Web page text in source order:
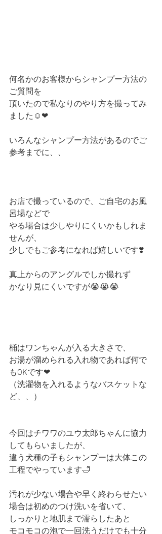
何名かのお客様からシャンプー方法の
ご質問を
頂いたので私なりのやり方を撮ってみ
ました☺︎❤︎
いろんなシャンプー方法があるのでご
参考までに、、
お店で撮っているので、ご自宅のお風
呂場などで
やる場合は少しやりにくいかもしれま
せんが、
少しでもご参考になれば嬉しいです❣️
真上からのアングルでしか撮れず
かなり見にくいですが😭😭😭
桶はワンちゃんが入る大きさで、
お湯が溜められる入れ物であれば何で
もOKです❤︎
（洗濯物を入れるようなバスケットな
ど、、）
今回はチワワのユウ太郎ちゃんに協力
してもらいましたが、
違う犬種の子もシャンプーは大体この
工程でやっています🛁
汚れが少ない場合や早く終わらせたい
場合は初めのつけ洗いを省いて、
しっかりと地肌まで濡らしたあと
モコモコの泡で一回洗うだけでも十分